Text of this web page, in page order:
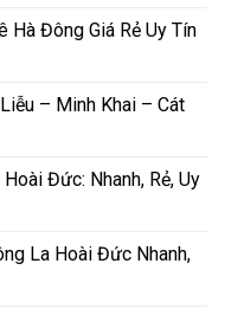
Hà Đông Giá Rẻ Uy Tín
– Minh Khai – Cát
Đức: Nhanh, Rẻ, Uy
La Hoài Đức Nhanh,